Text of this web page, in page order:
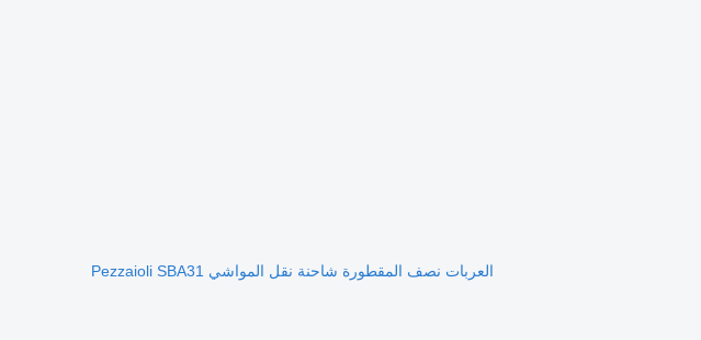
العربات نصف المقطورة شاحنة نقل المواشي Pezzaioli SBA31